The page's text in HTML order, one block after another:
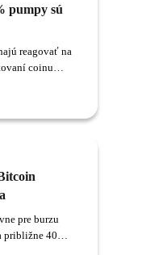
pumpy sú
reagovať na
coinu
do nevídanej
pre burzu
približne 40